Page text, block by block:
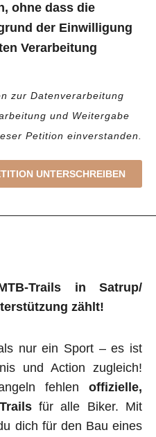
Trails in Satrup/
zählt!
nur ein Sport – es ist
und Action zugleich!
fehlen offizielle,
für alle Biker. Mit
dich für den Bau eines
ohne dass die
der Einwilligung
Verarbeitung
zur Datenverarbeitung
und Weitergabe
Petition einverstanden.
UNTERSCHREIBEN